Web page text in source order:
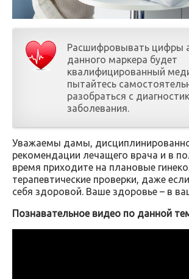
Расшифровывать цифры
данного маркера будет
квалифицированный
пытайтесь
разобраться с
заболевания.
Уважаемы дамы,
рекомендации лечащего врача и в
время приходите на плановые
терапевтические проверки, даже
себя здоровой. Ваше здоровье – в
Познавательное видео по данной